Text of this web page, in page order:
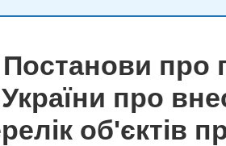
про
про
об'єктів